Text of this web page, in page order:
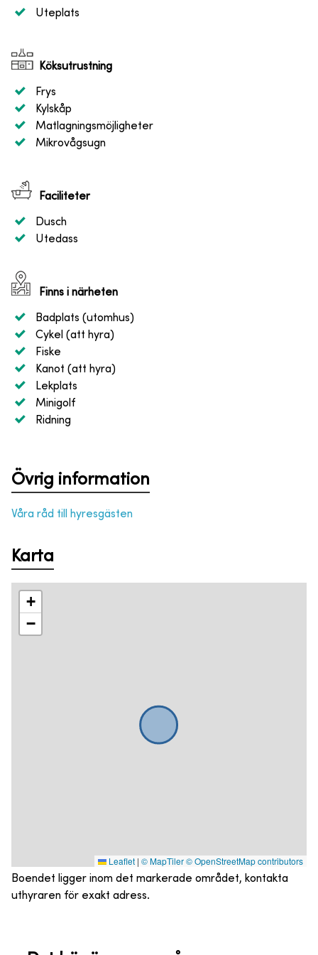
Uteplats
Köksutrustning
Frys
Kylskåp
Matlagningsmöjligheter
Mikrovågsugn
Faciliteter
Dusch
Utedass
Finns i närheten
Badplats (utomhus)
Cykel (att hyra)
Fiske
Kanot (att hyra)
Lekplats
Minigolf
Ridning
Övrig information
Våra råd till hyresgästen
Karta
+
−
Leaflet | © MapTiler© OpenStreetMap contributors
Boendet ligger inom det markerade området, kontakta
uthyraren för exakt adress.